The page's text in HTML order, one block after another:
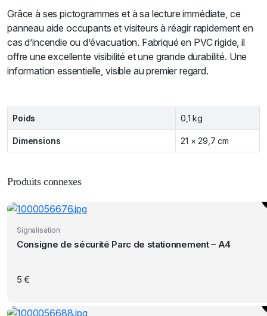
Grâce à ses pictogrammes et à sa lecture immédiate, ce
panneau aide occupants et visiteurs à réagir rapidement en
cas d’incendie ou d’évacuation. Fabriqué en PVC rigide, il
offre une excellente visibilité et une grande durabilité. Une
information essentielle, visible au premier regard.
Poids 0,1 kg
Dimensions 21 × 29,7 cm
Produits connexes
Signalisation
Consigne de sécurité Parc de stationnement – A4
5€